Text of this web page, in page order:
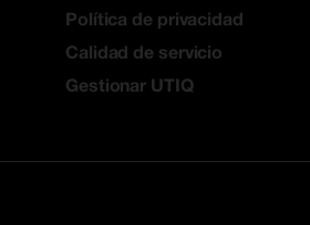
Política de privacidad
Calidad de servicio
Gestionar UTIQ